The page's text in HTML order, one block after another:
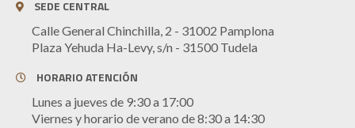
SEDE CENTRAL
Calle General Chinchilla, 2 - 31002 Pamplona
Plaza Yehuda Ha-Levy, s/n - 31500 Tudela
HORARIO ATENCIÓN
Lunes a jueves de 9:30 a 17:00
Viernes y horario de verano de 8:30 a 14:30